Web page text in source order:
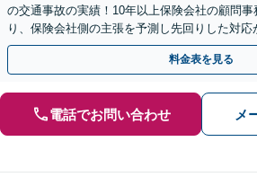
の交通事故の実績！10年以上保険会社の顧問
り、保険会社側の主張を予測し先回りした対
ムとなり示談交渉、休業損害、後遺障害等に対
料金表を見る
電話でお問い合わせ メ